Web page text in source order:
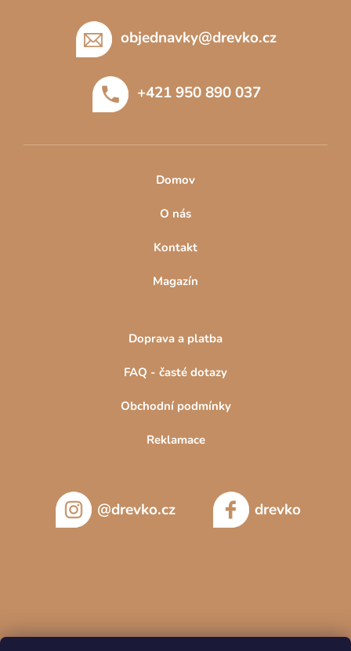
objednavky@drevko.cz
+421 950 890 037
Domov
O nás
Kontakt
Magazín
Doprava a platba
FAQ - časté dotazy
Obchodní podmínky
Reklamace
@drevko.cz drevko